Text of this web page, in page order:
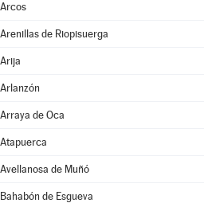
Arcos
Arenillas de Riopisuerga
Arija
Arlanzón
Arraya de Oca
Atapuerca
Avellanosa de Muñó
Bahabón de Esgueva